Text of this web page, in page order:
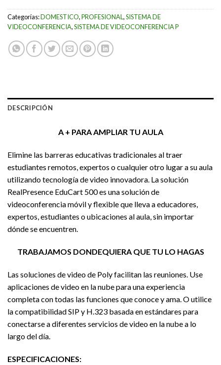
Categorías:DOMESTICO,PROFESIONAL,SISTEMA DE
VIDEOCONFERENCIA,SISTEMA DE VIDEOCONFERENCIA P
DESCRIPCIÓN
A + PARA AMPLIAR TU AULA
Elimine las barreras educativas tradicionales al traer
estudiantes remotos, expertos o cualquier otro lugar a su aula
utilizando tecnología de video innovadora. La solución
RealPresence EduCart 500 es una solución de
videoconferencia móvil y flexible que lleva a educadores,
expertos, estudiantes o ubicaciones al aula, sin importar
dónde se encuentren.
TRABAJAMOS DONDEQUIERA QUE TU LO HAGAS
Las soluciones de video de Poly facilitan las reuniones. Use
aplicaciones de video en la nube para una experiencia
completa con todas las funciones que conoce y ama. O utilice
la compatibilidad SIP y H.323 basada en estándares para
conectarse a diferentes servicios de video en la nube a lo
largo del día.
ESPECIFICACIONES: